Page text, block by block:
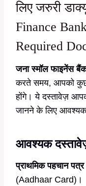
लिए जरुरी
Finance
Required
जना स्मॉल फाइनेंस
करते समय, आपको
होंगे। ये दस्तावेज़
जानने के लिए
आवश्यक
प्राथमिक पहचान
(Aadhaar Card)।